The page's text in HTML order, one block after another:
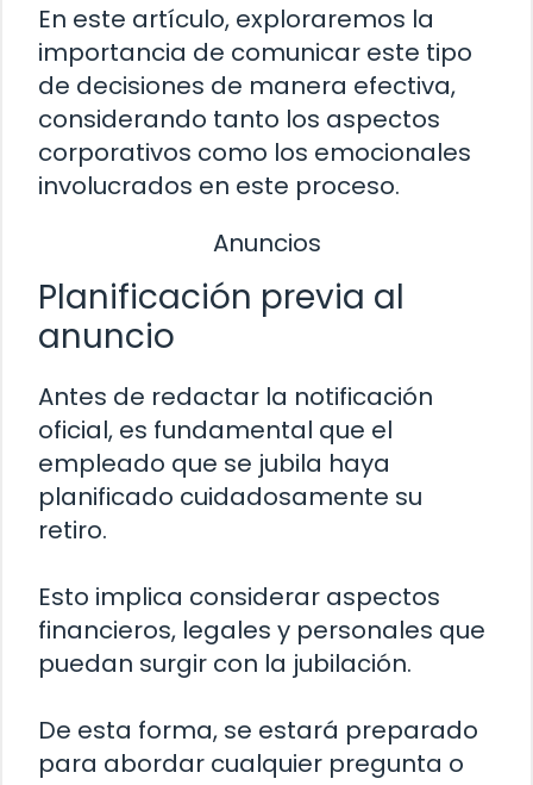
En este artículo, exploraremos la
importancia de comunicar este tipo
de decisiones de manera efectiva,
considerando tanto los aspectos
corporativos como los emocionales
involucrados en este proceso.
Anuncios
Planificación previa al
anuncio
Antes de redactar la notificación
oficial, es fundamental que el
empleado que se jubila haya
planificado cuidadosamente su
retiro.
Esto implica considerar aspectos
financieros, legales y personales que
puedan surgir con la jubilación.
De esta forma, se estará preparado
para abordar cualquier pregunta o